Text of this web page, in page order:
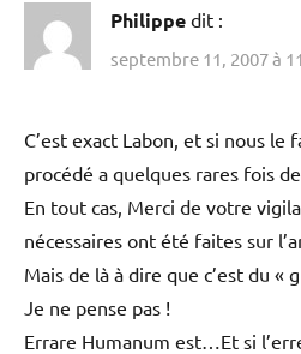
Philippe dit :
septembre 11, 2007 à
C’est exact Labon, et si nous le
procédé a quelques rares fois
En tout cas, Merci de votre
nécessaires ont été faites sur
Mais de là à dire que c’est du «
Je ne pense pas !
Errare Humanum est…Et si